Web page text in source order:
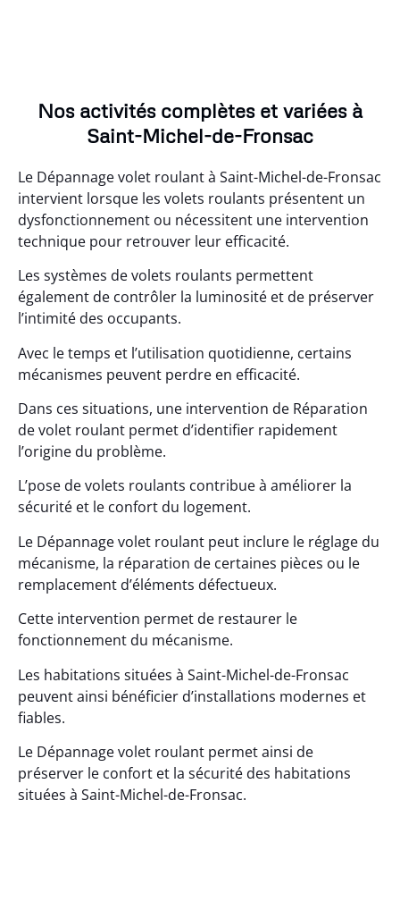
Nos activités complètes et variées à
Saint-Michel-de-Fronsac
Le Dépannage volet roulant à Saint-Michel-de-Fronsac
intervient lorsque les volets roulants présentent un
dysfonctionnement ou nécessitent une intervention
technique pour retrouver leur efficacité.
Les systèmes de volets roulants permettent
également de contrôler la luminosité et de préserver
l’intimité des occupants.
Avec le temps et l’utilisation quotidienne, certains
mécanismes peuvent perdre en efficacité.
Dans ces situations, une intervention de Réparation
de volet roulant permet d’identifier rapidement
l’origine du problème.
L’pose de volets roulants contribue à améliorer la
sécurité et le confort du logement.
Le Dépannage volet roulant peut inclure le réglage du
mécanisme, la réparation de certaines pièces ou le
remplacement d’éléments défectueux.
Cette intervention permet de restaurer le
fonctionnement du mécanisme.
Les habitations situées à Saint-Michel-de-Fronsac
peuvent ainsi bénéficier d’installations modernes et
fiables.
Le Dépannage volet roulant permet ainsi de
préserver le confort et la sécurité des habitations
situées à Saint-Michel-de-Fronsac.